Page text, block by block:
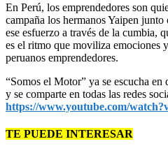
En Perú, los emprendedores son
campaña los hermanos Yaipen
ese esfuerzo a través de la cumbia,
es el ritmo que moviliza emociones
peruanos emprendedores.
“Somos el Motor” ya se escucha
y se comparte en todas las redes
https://www.youtube.com/
TE PUEDE INTERESAR